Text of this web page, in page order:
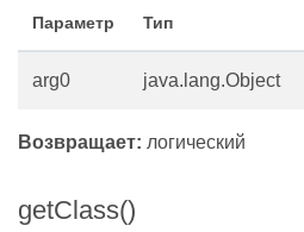
Параметр Тип
arg0 java.lang.Object
Возвращает: логический
getClass()